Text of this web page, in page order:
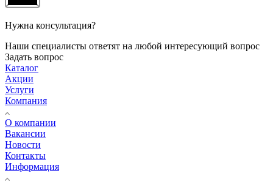
Нужна консультация?
Наши специалисты ответят на любой интересующий вопрос
Задать вопрос
Каталог
Акции
Услуги
Компания
О компании
Вакансии
Новости
Контакты
Информация